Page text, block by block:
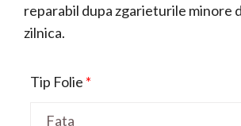
reparabil dupa zgarieturile minore
zilnica.
Tip Folie *